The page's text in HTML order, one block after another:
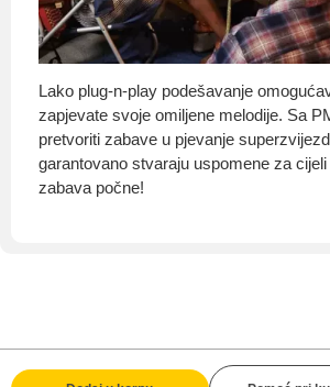
Lako plug-n-play podešavanje
zapjevate svoje omiljene melodije. Sa
pretvoriti zabave u pjevanje
garantovano stvaraju uspomene za
zabava počne!